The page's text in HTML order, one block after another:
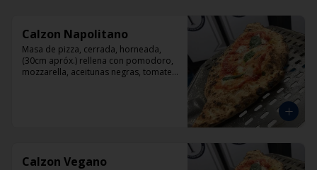
Calzon Napolitano
Masa de pizza, cerrada, horneada,
(30cm apróx.) rellena con pomodoro,
mozzarella, aceitunas negras, tomate,
Calzon Vegano